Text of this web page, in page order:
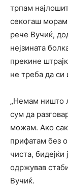
трпам
секогаш морам
рече Вучиќ,
нејзината
прекине
не треба да си
„Немам ништо
сум да
можам. Ако
прифатам без
чиста,
одржував
Вучиќ.